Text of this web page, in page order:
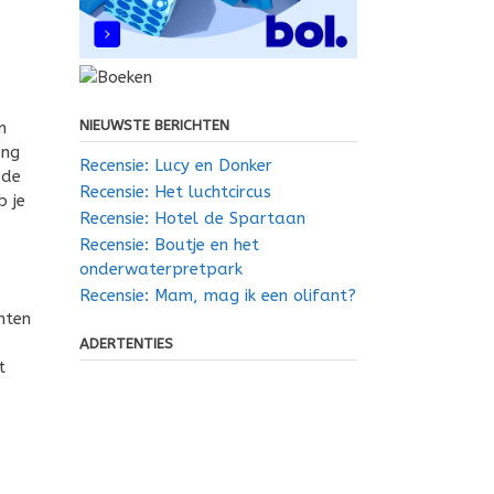
je
NIEUWSTE BERICHTEN
Recensie: Lucy en Donker
Recensie: Het luchtcircus
Recensie: Hotel de Spartaan
Recensie: Boutje en het
onderwaterpretpark
Recensie: Mam, mag ik een olifant?
ADERTENTIES